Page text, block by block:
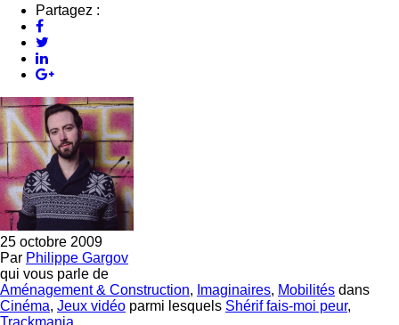
Partagez :
25 octobre 2009
Par Philippe Gargov
qui vous parle de
Aménagement & Construction, Imaginaires, Mobilités dans
Cinéma, Jeux vidéo parmi lesquels Shérif fais-moi peur,
Trackmania